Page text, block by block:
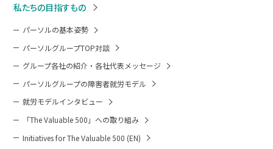
私たちの目指すもの
パーソルの基本姿勢
パーソルグループTOP対談
グループ各社の紹介・各社代表メッセージ
パーソルグループの障害者就労モデル
就労モデルインタビュー
「The Valuable 500」への取り組み
Initiatives for The Valuable 500 (EN)